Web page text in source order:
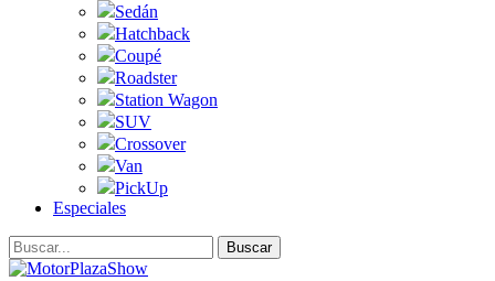
Sedán
Hatchback
Coupé
Roadster
Station Wagon
SUV
Crossover
Van
PickUp
Especiales